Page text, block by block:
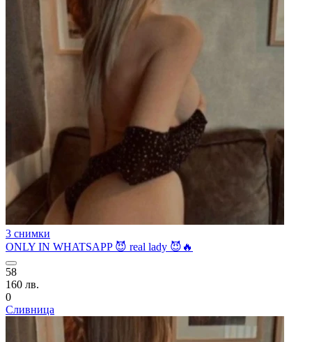
3 снимки
ONLY IN WHATSAPP 😈 real lady 😈🔥
58
160 лв.
0
Сливница